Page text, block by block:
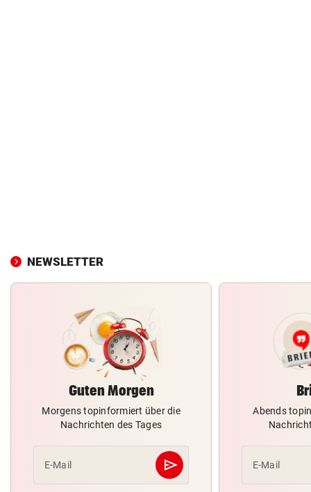
NEWSLETTER
Guten Morgen
Morgens topinformiert über die
Nachrichten des Tages
E-Mail send
Abschicken
Abends
E-Mail